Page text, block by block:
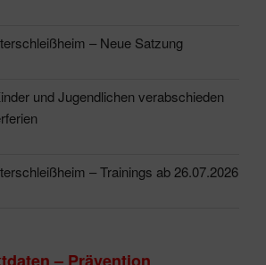
– Neue Satzung
und Jugendlichen verabschieden
– Trainings ab 26.07.2026
– Prävention